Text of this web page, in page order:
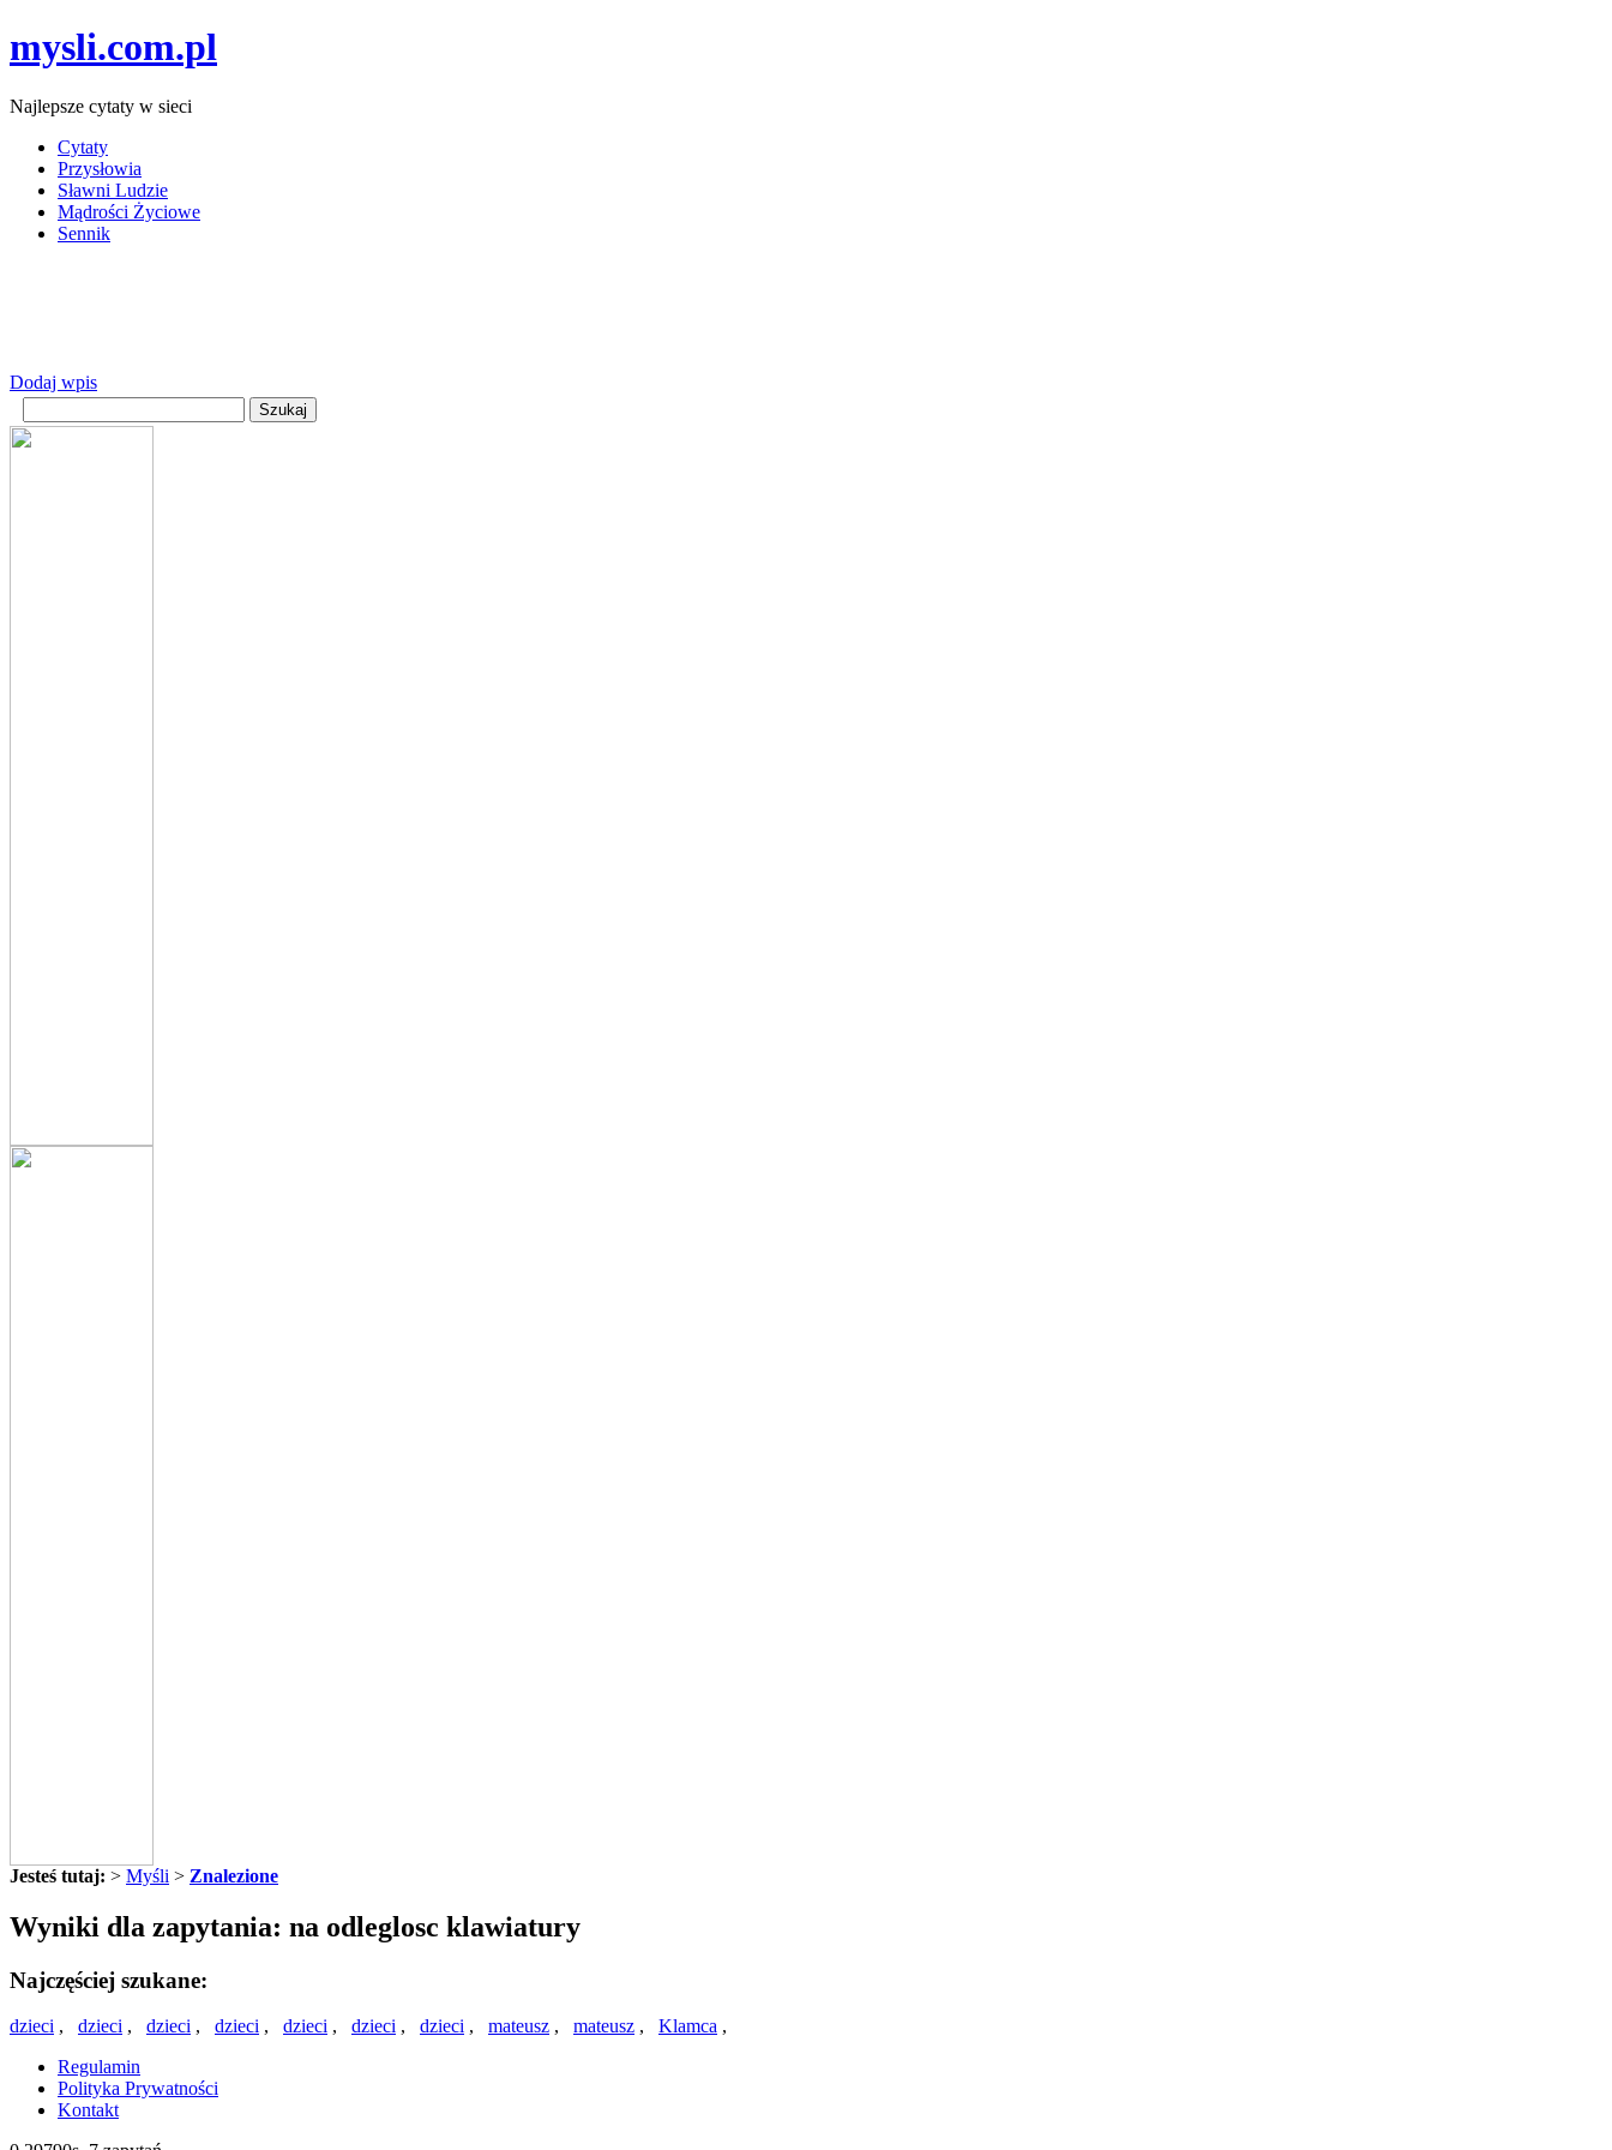
mysli.com.pl
Najlepsze cytaty w sieci
Cytaty
Przysłowia
Sławni Ludzie
Mądrości Życiowe
Sennik
Dodaj wpis
Jesteś tutaj: > Myśli > Znalezione
Wyniki dla zapytania: na odleglosc klawiatury
Najczęściej szukane:
dzieci , dzieci , dzieci , dzieci , dzieci , dzieci , dzieci , mateusz , mateusz , Klamca ,
Regulamin
Polityka Prywatności
Kontakt